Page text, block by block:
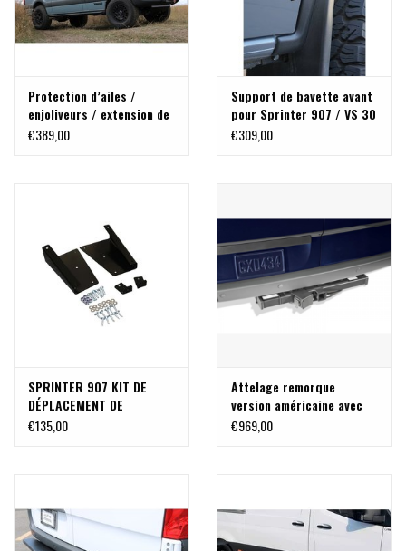
Protection d’ailes /
enjoliveurs / extension de
passage de roue pour
€389,00
Support de bavette avant
pour Sprinter 907 / VS 30
pour utilisation des pneus
€309,00
SPRINTER 907 KIT DE
DÉPLACEMENT DE
SUPPORT DE GARDE BOUE
€135,00
Attelage remorque
version américaine avec
récepteur carré - pour
€969,00